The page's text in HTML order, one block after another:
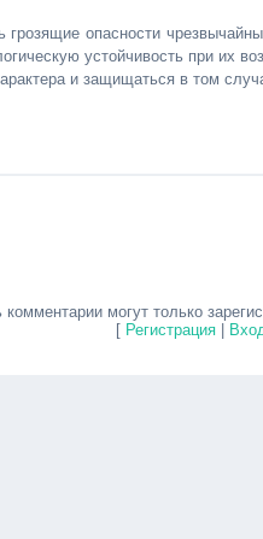
грозящие опасности
устойчивость при их
и защищаться в том
комментарии могут только
[ Регистрация